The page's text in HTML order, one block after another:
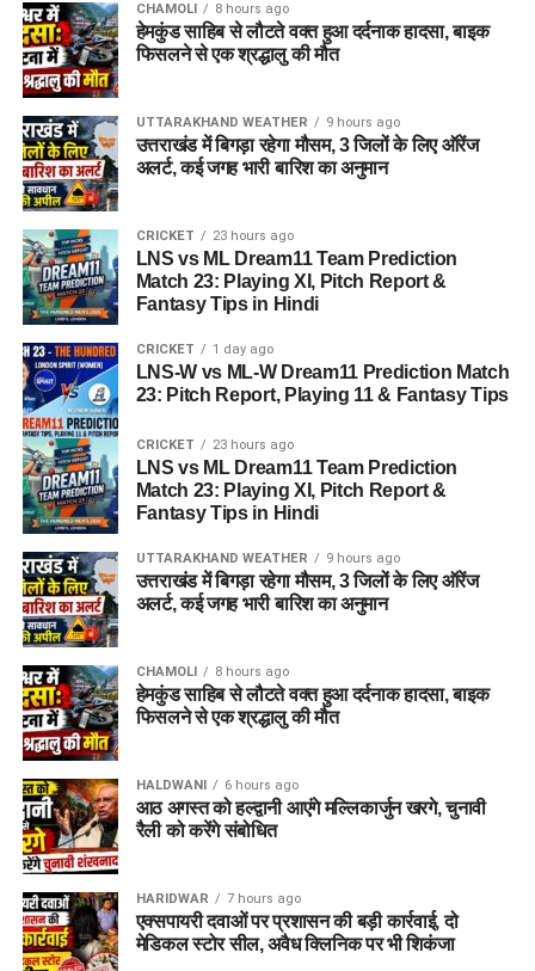
CHAMOLI 8 hours ago
हेमकुंड साहिब से लौटते वक्त हुआ दर्दनाक हादसा, बाइक
फिसलने से एक श्रद्धालु की मौत
UTTARAKHAND WEATHER 9 hours ago
उत्तराखंड में बिगड़ा रहेगा मौसम, 3 जिलों के लिए ऑरेंज
अलर्ट, कई जगह भारी बारिश का अनुमान
CRICKET 23 hours ago
LNS vs ML Dream11 Team Prediction
Match 23: Playing XI, Pitch Report &
Fantasy Tips in Hindi
CRICKET 1 day ago
LNS-W vs ML-W Dream11 Prediction Match
23: Pitch Report, Playing 11 & Fantasy Tips
CRICKET 23 hours ago
LNS vs ML Dream11 Team Prediction
Match 23: Playing XI, Pitch Report &
Fantasy Tips in Hindi
UTTARAKHAND WEATHER 9 hours ago
उत्तराखंड में बिगड़ा रहेगा मौसम, 3 जिलों के लिए ऑरेंज
अलर्ट, कई जगह भारी बारिश का अनुमान
CHAMOLI 8 hours ago
हेमकुंड साहिब से लौटते वक्त हुआ दर्दनाक हादसा, बाइक
फिसलने से एक श्रद्धालु की मौत
HALDWANI 6 hours ago
आठ अगस्त को हल्द्वानी आएंगे मल्लिकार्जुन खरगे, चुनावी
रैली को करेंगे संबोधित
HARIDWAR 7 hours ago
एक्सपायरी दवाओं पर प्रशासन की बड़ी कार्रवाई, दो
मेडिकल स्टोर सील, अवैध क्लिनिक पर भी शिकंजा